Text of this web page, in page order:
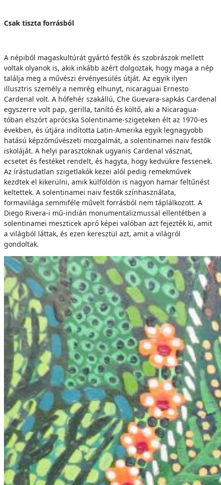
Csak tiszta forrásból
A népiből magaskultúrát gyártó festők és szobrászok mellett
voltak olyanok is, akik inkább azért dolgoztak, hogy maga a nép
találja meg a művészi érvényesülés útját. Az egyik ilyen
illusztris személy a nemrég elhunyt, nicaraguai Ernesto
Cardenal volt. A hófehér szakállú, Che Guevara-sapkás Cardenal
egyszerre volt pap, gerilla, tanító és költő, aki a Nicaragua-
tóban elszórt aprócska Solentiname-szigeteken élt az 1970-es
években, és útjára indította Latin-Amerika egyik legnagyobb
hatású képzőművészeti mozgalmát, a solentinamei naiv festők
iskoláját. A helyi parasztoknak ugyanis Cardenal vásznat,
ecsetet és festéket rendelt, és hagyta, hogy kedvükre fessenek.
Az írástudatlan szigetlakók kezei alól pedig remekművek
kezdtek el kikerülni, amik külföldön is nagyon hamar feltűnést
keltettek. A solentinamei naiv festők színhasználata,
formavilága semmiféle művelt forrásból nem táplálkozott. A
Diego Rivera-i mű-indián monumentalizmussal ellentétben a
solentinamei meszticek apró képei valóban azt fejezték ki, amit
a világból láttak, és ezen keresztül azt, amit a világról
gondoltak.